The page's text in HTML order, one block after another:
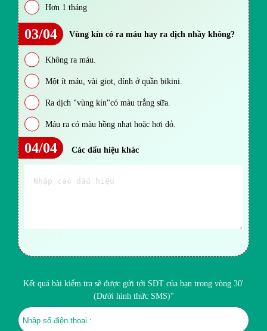
Hơn 1 tháng
03/04 Vùng kín có ra máu hay ra dịch nhầy không?
Không ra máu.
Một ít máu, vài giọt, dính ở quần bikini.
Ra dịch "vùng kín"có màu trắng sữa.
Máu ra có màu hồng nhạt hoặc hơi đỏ.
04/04 Các dấu hiệu khác
Kết quả bài kiểm tra sẽ được gửi tới SĐT của bạn trong vòng 30'
(Dưới hình thức SMS)"